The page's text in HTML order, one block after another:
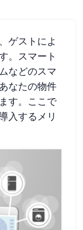
ゲストによ
。スマート
などのスマ
なたの物件
す。ここで
入するメリ